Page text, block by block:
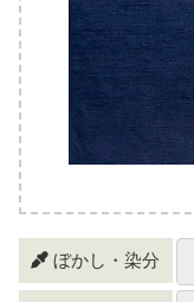
ぼかし・染分